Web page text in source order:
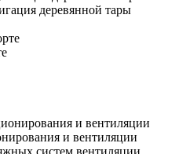
деревянной тары
и вентиляции